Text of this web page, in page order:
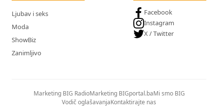
Ljubav i seks
Moda
ShowBiz
Zanimljivo
Facebook
Instagram
X / Twitter
Marketing BIG RadioMarketing BIGportal.baMi smo BIG
Vodič oglašavanjaKontaktirajte nas